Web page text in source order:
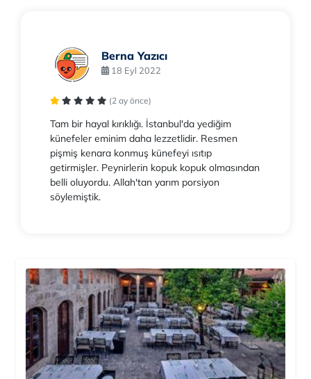
Berna Yazıcı
18 Eyl 2022
(2 ay önce)
Tam bir hayal kırıklığı. İstanbul'da yediğim
künefeler eminim daha lezzetlidir. Resmen
pişmiş kenara konmuş künefeyi ısıtıp
getirmişler. Peynirlerin kopuk kopuk olmasından
belli oluyordu. Allah'tan yarım porsiyon
söylemiştik.